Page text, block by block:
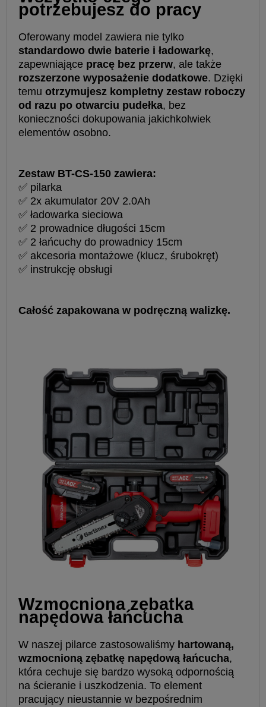
potrzebujesz do pracy
Oferowany model zawiera nie tylko
standardowo dwie baterie i ładowarkę,
zapewniające pracę bez przerw, ale także
rozszerzone wyposażenie dodatkowe. Dzięki
temu otrzymujesz kompletny zestaw roboczy
od razu po otwarciu pudełka, bez
konieczności dokupowania jakichkolwiek
elementów osobno.
Zestaw BT-CS-150 zawiera:
✅ pilarka
✅ 2x akumulator 20V 2.0Ah
✅ ładowarka sieciowa
✅ 2 prowadnice długości 15cm
✅ 2 łańcuchy do prowadnicy 15cm
✅ akcesoria montażowe (klucz, śrubokręt)
✅ instrukcję obsługi
Całość zapakowana w podręczną walizkę.
Wzmocniona zębatka
napędowa łańcucha
W naszej pilarce zastosowaliśmy hartowaną,
wzmocnioną zębatkę napędową łańcucha,
która cechuje się bardzo wysoką odpornością
na ścieranie i uszkodzenia. To element
pracujący nieustannie w bezpośrednim